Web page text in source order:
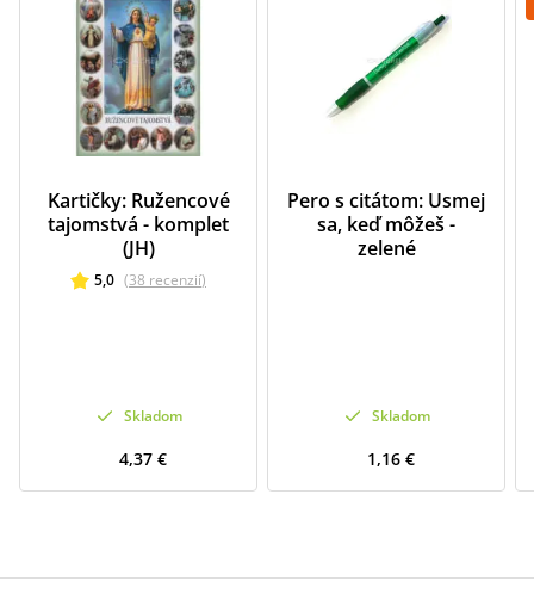
Kartičky: Ružencové
tajomstvá - komplet
(JH)
5,0 (38 recenzií)
Skladom
4,37 €
Pero s citátom: Usmej
sa, keď môžeš -
zelené
Skladom
1,16 €